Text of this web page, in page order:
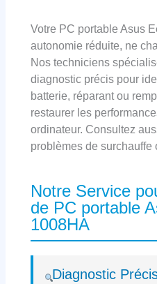
Votre PC portable Asus
autonomie réduite, ne
Nos techniciens
diagnostic précis pour
batterie, réparant ou
restaurer les
ordinateur. Consultez
problèmes de surchauffe
Notre Service
de PC portable
1008HA
Diagnostic